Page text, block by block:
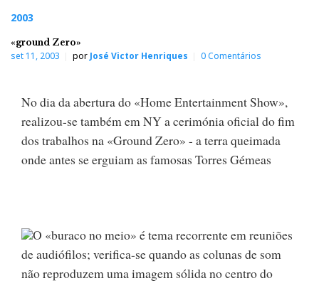
2003
«ground Zero»
set 11, 2003 por José Victor Henriques 0 Comentários
No dia da abertura do «Home Entertainment Show»,
realizou-se também em NY a cerimónia oficial do fim
dos trabalhos na «Ground Zero» - a terra queimada
onde antes se erguiam as famosas Torres Gémeas
O «buraco no meio» é tema recorrente em reuniões
de audiófilos; verifica-se quando as colunas de som
não reproduzem uma imagem sólida no centro do